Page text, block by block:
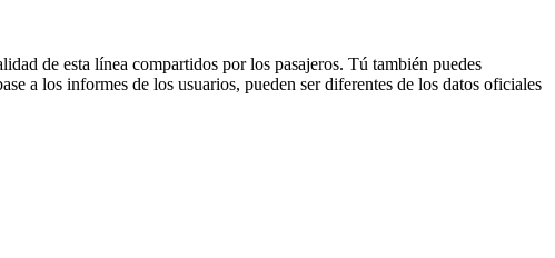
de esta línea compartidos por los pasajeros. Tú también puedes
a los informes de los usuarios, pueden ser diferentes de los datos oficiales